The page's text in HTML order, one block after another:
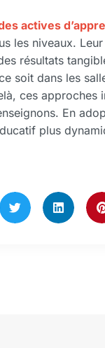
actives
les niveaux.
résultats
soit dans les
ces approches
En
plus